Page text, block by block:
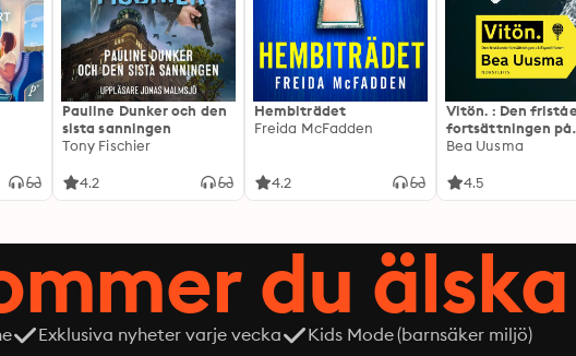
Pauline Dunker och den
sista sanningen
Tony Fischier
4.2
Hembiträdet
Freida McFadden
4.2
Vitön. : Den
fortsättningen på
Expeditionen
Bea Uusma
4.5
du
Exklusiva nyheter varje vecka Kids Mode (barnsäker miljö)